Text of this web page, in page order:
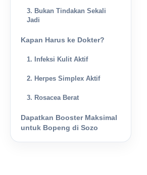
3. Bukan Tindakan Sekali
Jadi
Kapan Harus ke Dokter?
1. Infeksi Kulit Aktif
2. Herpes Simplex Aktif
3. Rosacea Berat
Dapatkan Booster Maksimal
untuk Bopeng di Sozo